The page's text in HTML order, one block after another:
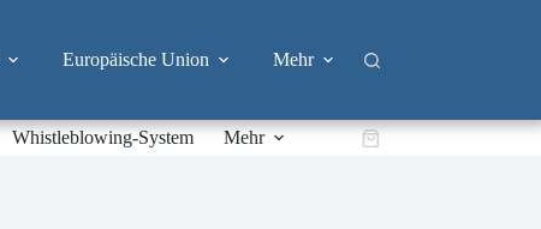
Europäische Union Mehr
Whistleblowing-System Mehr Warenkorb